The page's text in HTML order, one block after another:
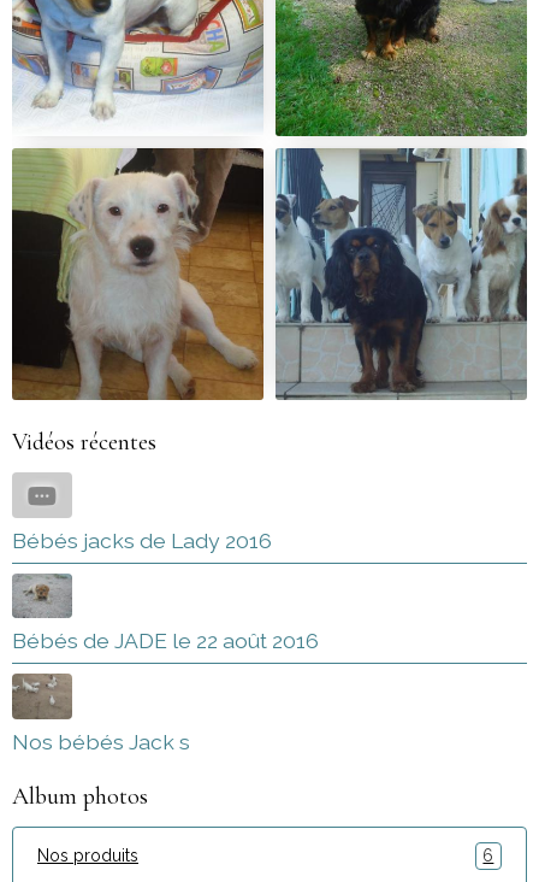
Vidéos récentes
Bébés jacks de Lady 2016
Bébés de JADE le 22 août 2016
Nos bébés Jack s
Album photos
Nos produits 6